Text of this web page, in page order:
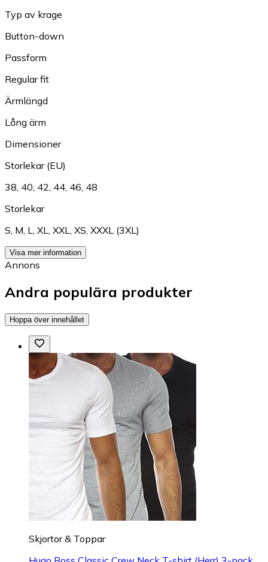
Typ av krage
Button-down
Passform
Regular fit
Ärmlängd
Lång ärm
Dimensioner
Storlekar (EU)
38, 40, 42, 44, 46, 48
Storlekar
S, M, L, XL, XXL, XS, XXXL (3XL)
Visa mer information
Annons
Andra populära produkter
Hoppa över innehållet
Skjortor & Toppar